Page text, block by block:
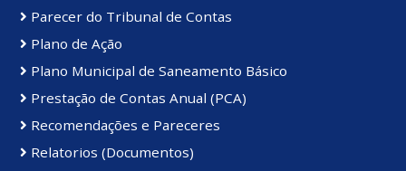
Parecer do Tribunal de Contas
Plano de Ação
Plano Municipal de Saneamento Básico
Prestação de Contas Anual (PCA)
Recomendações e Pareceres
Relatorios (Documentos)